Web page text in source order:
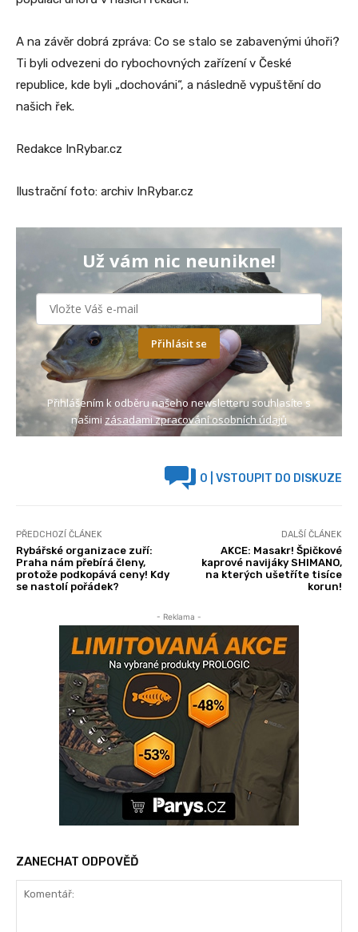
A na závěr dobrá zpráva: Co se stalo se zabavenými úhoři?
Ti byli odvezeni do rybochovných zařízení v České
republice, kde byli „dochováni“, a následně vypuštění do
našich řek.
Redakce InRybar.cz
Ilustrační foto: archiv InRybar.cz
Už vám nic neunikne!
Přihlásit se
Přihlášením k odběru našeho newsletteru souhlasíte s
našimi zásadami zpracování osobních údajů
0 | VSTOUPIT DO DISKUZE
PŘEDCHOZÍ ČLÁNEK
Rybářské organizace zuří:
Praha nám přebírá členy,
protože podkopává ceny! Kdy
se nastolí pořádek?
DALŠÍ ČLÁNEK
AKCE: Masakr! Špičkové
kaprové navijáky SHIMANO,
na kterých ušetříte tisíce
korun!
- Reklama -
ZANECHAT ODPOVĚĎ